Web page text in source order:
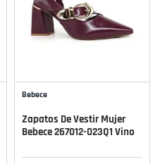
Bebece
Zapatos De Vestir Mujer
Bebece 267012-023Q1 Vino